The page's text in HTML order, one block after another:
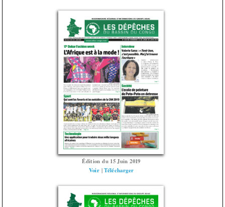
Édition du 15 Juin 2019
Voir |Télécharger